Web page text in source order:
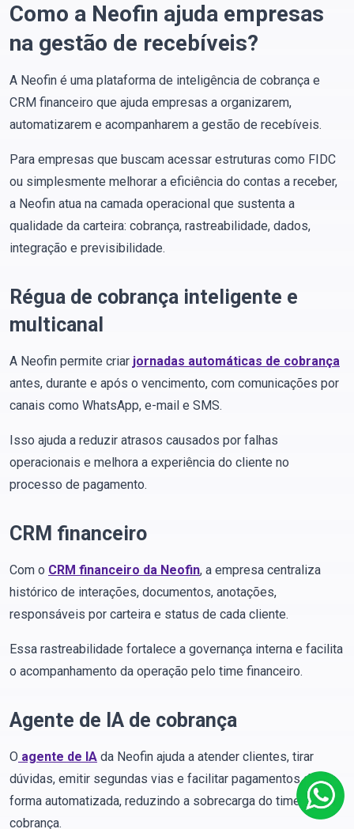
Como a Neofin ajuda empresas
na gestão de recebíveis?
A Neofin é uma plataforma de inteligência de cobrança e
CRM financeiro que ajuda empresas a organizarem,
automatizarem e acompanharem a gestão de recebíveis.
Para empresas que buscam acessar estruturas como FIDC
ou simplesmente melhorar a eficiência do contas a receber,
a Neofin atua na camada operacional que sustenta a
qualidade da carteira: cobrança, rastreabilidade, dados,
integração e previsibilidade.
Régua de cobrança inteligente e
multicanal
A Neofin permite criar jornadas automáticas de cobrança
antes, durante e após o vencimento, com comunicações por
canais como WhatsApp, e-mail e SMS.
Isso ajuda a reduzir atrasos causados por falhas
operacionais e melhora a experiência do cliente no
processo de pagamento.
CRM financeiro
Com o CRM financeiro da Neofin, a empresa centraliza
histórico de interações, documentos, anotações,
responsáveis por carteira e status de cada cliente.
Essa rastreabilidade fortalece a governança interna e facilita
o acompanhamento da operação pelo time financeiro.
Agente de IA de cobrança
O agente de IA da Neofin ajuda a atender clientes, tirar
dúvidas, emitir segundas vias e facilitar pagamentos de
forma automatizada, reduzindo a sobrecarga do time de
cobrança.